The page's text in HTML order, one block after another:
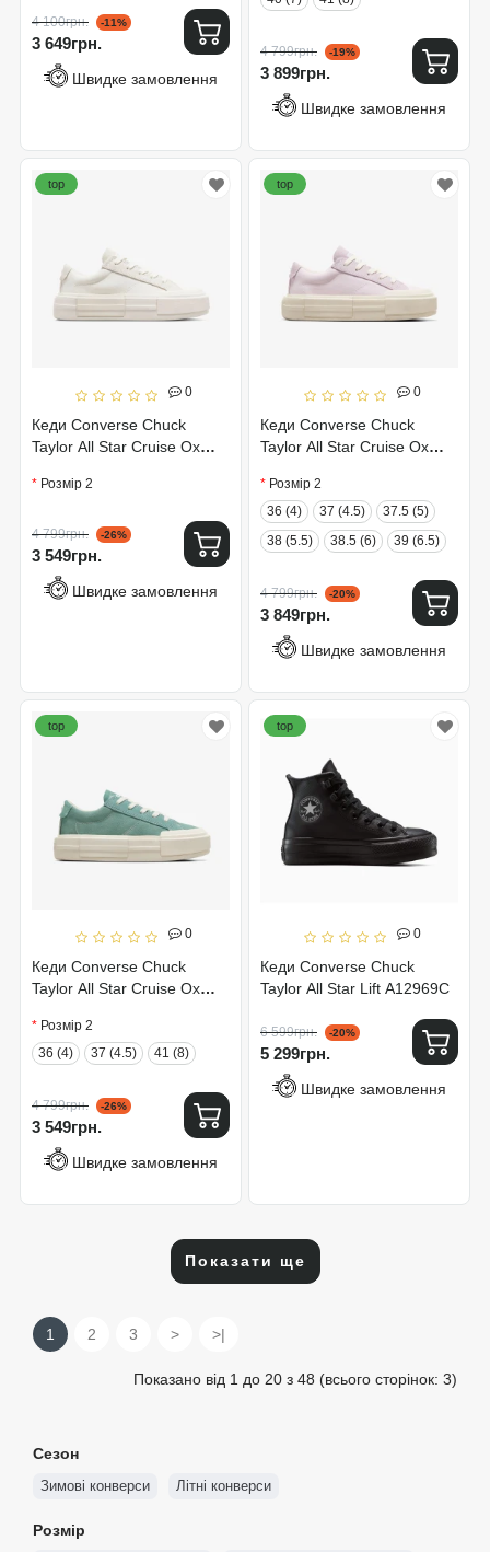
4 100грн. -11%
3 649грн.
Швидке замовлення
4 799грн. -19%
3 899грн.
Швидке замовлення
0
Кеди Converse Chuck
Taylor All Star Cruise Ox
top
Розмір 2
4 799грн. -26%
3 549грн.
Швидке замовлення
0
Кеди Converse Chuck
Taylor All Star Cruise Ox
top
Розмір 2
36 (4)
37 (4.5)
37.5 (5)
38 (5.5)
38.5 (6) 39 (6.5)
4 799грн. -20%
3 849грн.
Швидке замовлення
0
Кеди Converse Chuck
Taylor All Star Cruise Ox
top
Розмір 2
36 (4)
37 (4.5) 41 (8)
4 799грн. -26%
3 549грн.
Швидке замовлення
0
Кеди Converse Chuck
Taylor All Star Lift A12969C
top
6 599грн. -20%
5 299грн.
Швидке замовлення
Показати ще
1 2 3 > >|
Показано від 1 до 20 з 48 (всього сторінок: 3)
Сезон
Зимові конверси Літні конверси
Розмір